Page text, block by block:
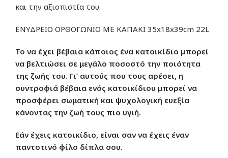
και την αξιοπιστία του.
ΕΝΥΔΡΕΙΟ ΟΡΘΟΓΩΝΙΟ ΜΕ ΚΑΠΑΚΙ 35x18x39cm 22L
Το να έχει βέβαια κάποιος ένα κατοικίδιο μπορεί
να βελτιώσει σε μεγάλο ποσοστό την ποιότητα
της ζωής του. Γι’ αυτούς που τους αρέσει, η
συντροφιά βέβαια ενός κατοικίδιου μπορεί να
προσφέρει σωματική και ψυχολογική ευεξία
κάνοντας την ζωή τους πιο υγιή.
Εάν έχεις κατοικίδιο, είναι σαν να έχεις έναν
παντοτινό φίλο δίπλα σου.